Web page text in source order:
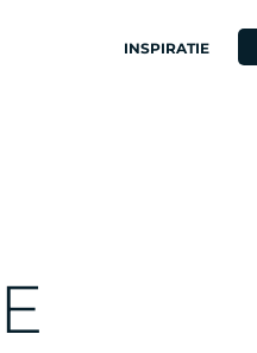
INSPIRATIE
E